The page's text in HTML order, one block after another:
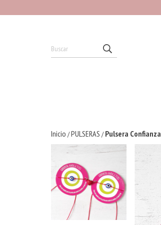
Inicio /PULSERAS / Pulsera Confianza